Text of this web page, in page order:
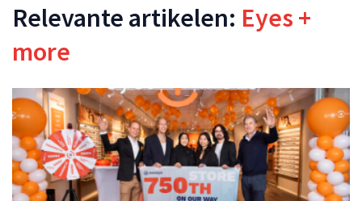
Relevante artikelen: Eyes +
more